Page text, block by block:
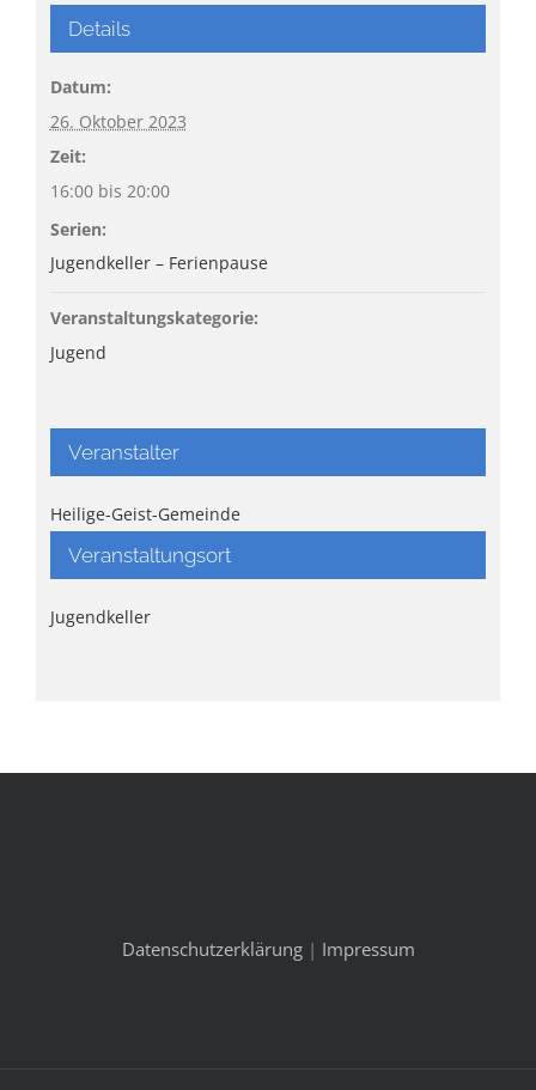
Details
Datum:
26. Oktober 2023
Zeit:
16:00 bis 20:00
Serien:
Jugendkeller – Ferienpause
Veranstaltungskategorie:
Jugend
Veranstaltungsort
Jugendkeller
Veranstalter
Heilige-Geist-Gemeinde
Datenschutzerklärung| Impressum